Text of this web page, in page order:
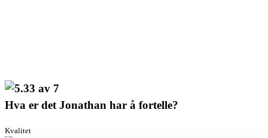
Hva er det Jonathan har å fortelle?
Kvalitet